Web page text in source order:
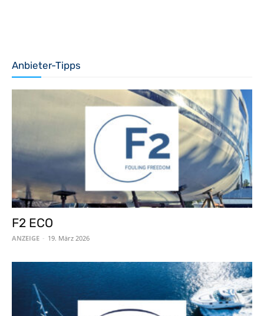
Anbieter-Tipps
F2 ECO
ANZEIGE - 19. März 2026